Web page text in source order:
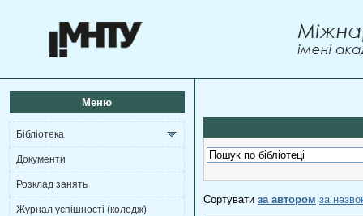
Меню
Бібліотека
Документи
Розклад занять
Журнал успішності (коледж)
Сортувати за автором за